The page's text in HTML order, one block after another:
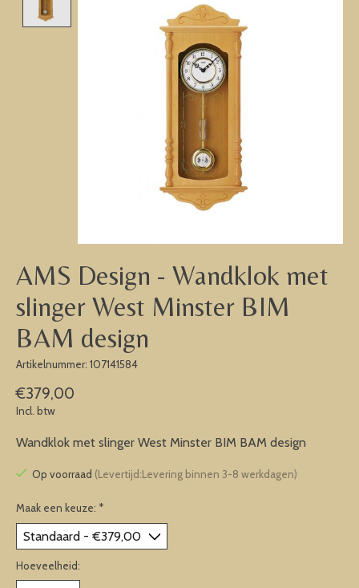
AMS Design - Wandklok met
slinger West Minster BIM
BAM design
Artikelnummer: 107141584
€379,00
Incl. btw
Wandklok met slinger West Minster BIM BAM design
Op voorraad (Levertijd:Levering binnen 3-8 werkdagen)
Maak een keuze: *
Hoeveelheid: